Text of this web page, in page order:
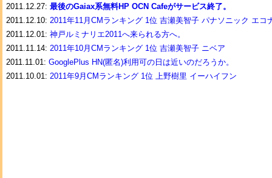
2011.12.27: 最後のGaiax系無料HP OCN Cafeがサービス終了。
2011.12.10: 2011年11月CMランキング 1位 吉瀬美智子 パナソニック エコ
2011.12.01: 神戸ルミナリエ2011へ来られる方へ。
2011.11.14: 2011年10月CMランキング 1位 吉瀬美智子 ニベア
2011.11.01: GooglePlus HN(匿名)利用可の日は近いのだろうか。
2011.10.01: 2011年9月CMランキング 1位 上野樹里 イーハイフン